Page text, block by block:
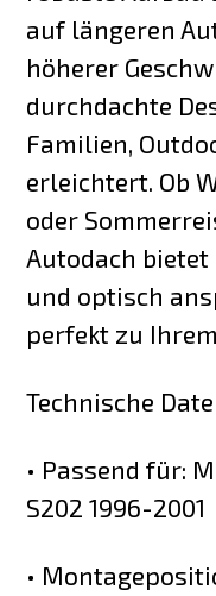
auf längeren
höherer
durchdachte
Familien,
erleichtert. Ob
oder
Autodach
und optisch
perfekt zu
Technische
• Passend für:
S202 1996-2001
•